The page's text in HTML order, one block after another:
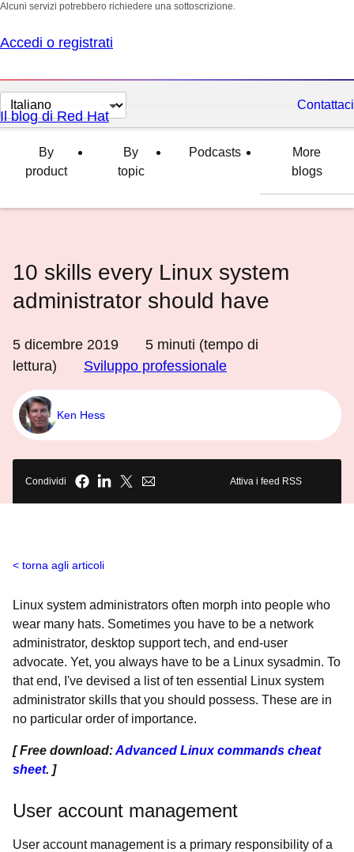
Alcuni servizi potrebbero richiedere una sottoscrizione.
Accedi o registrati
Cambia
lingua
Contattaci
Il blog di Red Hat
By
product
By
topic
Podcasts
More
blogs
10 skills every Linux system
administrator should have
5 dicembre 2019 5 minuti (tempo di
lettura)
Sviluppo professionale
Ken Hess
Condividi Attiva i feed RSS
torna agli articoli
Linux system administrators often morph into people who
wear many hats. Sometimes you have to be a network
administrator, desktop support tech, and end-user
advocate. Yet, you always have to be a Linux sysadmin. To
that end, I've devised a list of ten essential Linux system
administrator skills that you should possess. These are in
no particular order of importance.
[ Free download:Advanced Linux commands cheat
sheet. ]
User account management
User account management is a primary responsibility of a